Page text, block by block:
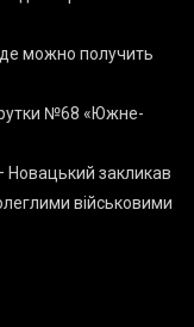
можно получить
№68 «Южне-
закликав
військовими